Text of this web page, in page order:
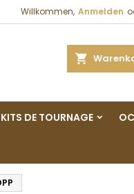
Willkommen, Anmelden
KITS DE TOURNAGE